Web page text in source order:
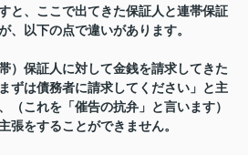
と、ここで出てきた保証人と連帯保証
、以下の点で違いがあります。
）保証人に対して金銭を請求してきた
ずは債務者に請求してください」と主
（これを「催告の抗弁」と言います）
張をすることができません。